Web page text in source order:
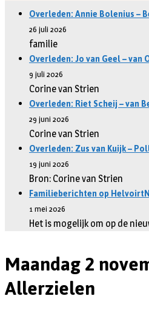
Overleden: Annie Bolenius –
26 juli 2026
familie
Overleden: Jo van Geel – van
9 juli 2026
Corine van Strien
Overleden: Riet Scheij – van
29 juni 2026
Corine van Strien
Overleden: Zus van Kuijk –
19 juni 2026
Bron: Corine van Strien
Familieberichten op
1 mei 2026
Het is mogelijk om op de
Maandag 2
Allerzielen